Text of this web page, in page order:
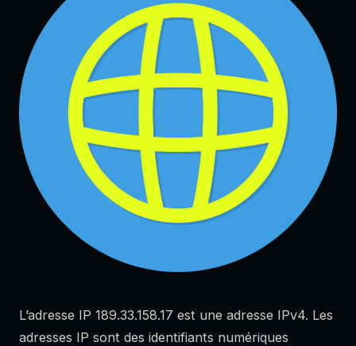
L’adresse IP 189.33.158.17 est une adresse IPv4. Les
adresses IP sont des identifiants numériques